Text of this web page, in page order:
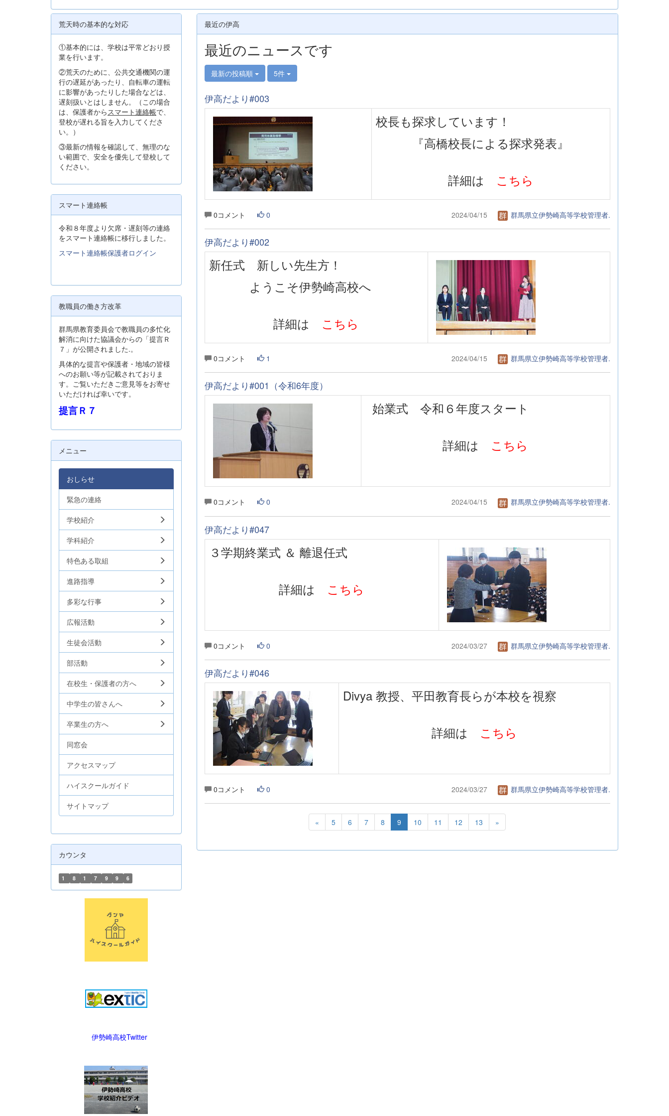
最近の伊高
最近のニュースです
最新の投稿順 5件
伊高だより#003
校長も探求しています！
『高橋校長による探求発表』
詳細は こちら
0コメント 0 2024/04/15 群馬県立伊勢崎高等学校管理者.
伊高だより#002
新任式 新しい先生方！
ようこそ伊勢崎高校へ
詳細は こちら
0コメント 1 2024/04/15 群馬県立伊勢崎高等学校管理者.
伊高だより#001（令和6年度）
始業式 令和６年度スタート
詳細は こちら
0コメント 0 2024/04/15 群馬県立伊勢崎高等学校管理者.
伊高だより#047
３学期終業式 ＆ 離退任式
詳細は こちら
0コメント 0 2024/03/27 群馬県立伊勢崎高等学校管理者.
伊高だより#046
Divya 教授、平田教育長らが本校を視察
詳細は こちら
0コメント 0 2024/03/27 群馬県立伊勢崎高等学校管理者.
« 5 6 7 8 9 10 11 12 13 »
荒天時の基本的な対応
①基本的には、学校は平常どおり授
業を行います。
②荒天のために、公共交通機関の運
行の遅延があったり、自転車の運転
に影響があったりした場合などは、
遅刻扱いとはしません。（この場合
は、保護者から スマート連絡帳で、
登校が遅れる旨を入力してくださ
い。）
③最新の情報を確認して、無理のな
い範囲で、安全を優先して登校して
ください。
スマート連絡帳
令和８年度より欠席・遅刻等の連絡
をスマート連絡帳に移行しました。
スマート連絡帳保護者ログイン
教職員の働き方改革
群馬県教育委員会で教職員の多忙化
解消に向けた協議会からの「提言Ｒ
７」が公開されました.。
具体的な提言や保護者・地域の皆様
へのお願い等が記載されておりま
す。ご覧いただきご意見等をお寄せ
いただければ幸いです。
提言Ｒ７
メニュー
おしらせ
緊急の連絡
学校紹介
学科紹介
特色ある取組
進路指導
多彩な行事
広報活動
生徒会活動
部活動
在校生・保護者の方へ
中学生の皆さんへ
卒業生の方へ
同窓会
アクセスマップ
ハイスクールガイド
サイトマップ
カウンタ
1 8 1 7 9 9 6
伊勢崎高校Twitter